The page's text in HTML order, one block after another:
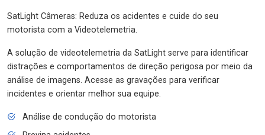
SatLight Câmeras: Reduza os acidentes e cuide do seu
motorista com a Videotelemetria.
A solução de videotelemetria da SatLight serve para identificar
distrações e comportamentos de direção perigosa por meio da
análise de imagens. Acesse as gravações para verificar
incidentes e orientar melhor sua equipe.
Análise de condução do motorista